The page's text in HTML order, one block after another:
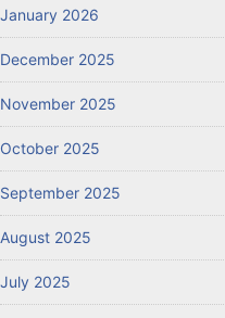
January 2026
December 2025
November 2025
October 2025
September 2025
August 2025
July 2025